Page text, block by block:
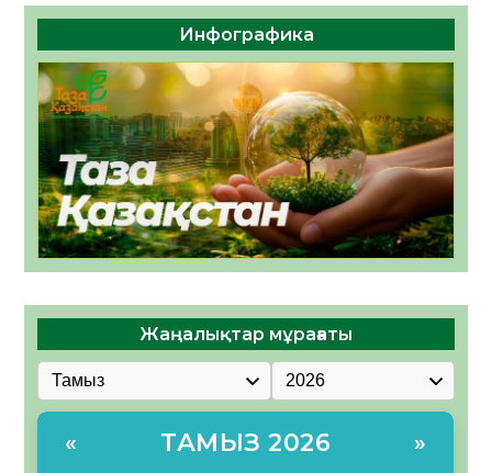
Инфографика
Жаңалықтар мұрағаты
« ТАМЫЗ 2026 »